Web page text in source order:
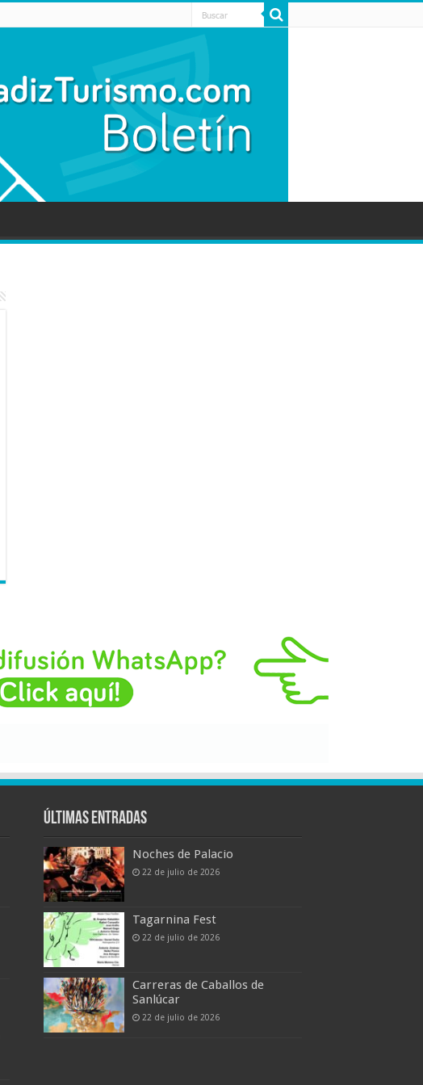
Últimas entradas
Noches de Palacio
22 de julio de 2026
Tagarnina Fest
22 de julio de 2026
Carreras de Caballos de
Sanlúcar
22 de julio de 2026